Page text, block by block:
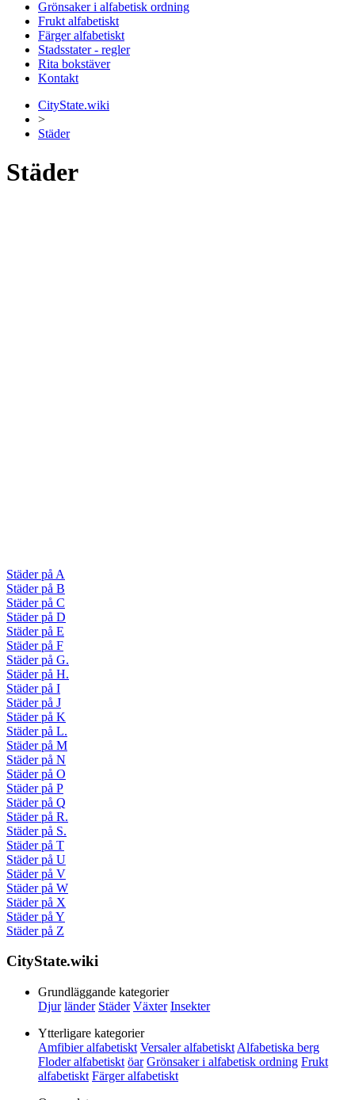
Grönsaker i alfabetisk ordning
Frukt alfabetiskt
Färger alfabetiskt
Stadsstater - regler
Rita bokstäver
Kontakt
CityState.wiki
>
Städer
Städer
Städer på A
Städer på B
Städer på C
Städer på D
Städer på E
Städer på F
Städer på G.
Städer på H.
Städer på I
Städer på J
Städer på K
Städer på L.
Städer på M
Städer på N
Städer på O
Städer på P
Städer på Q
Städer på R.
Städer på S.
Städer på T
Städer på U
Städer på V
Städer på W
Städer på X
Städer på Y
Städer på Z
CityState.wiki
Grundläggande kategorier
Djur länder Städer Växter Insekter
Ytterligare kategorier
Amfibier alfabetiskt Versaler alfabetiskt Alfabetiska berg
Floder alfabetiskt öar Grönsaker i alfabetisk ordning Frukt
alfabetiskt Färger alfabetiskt